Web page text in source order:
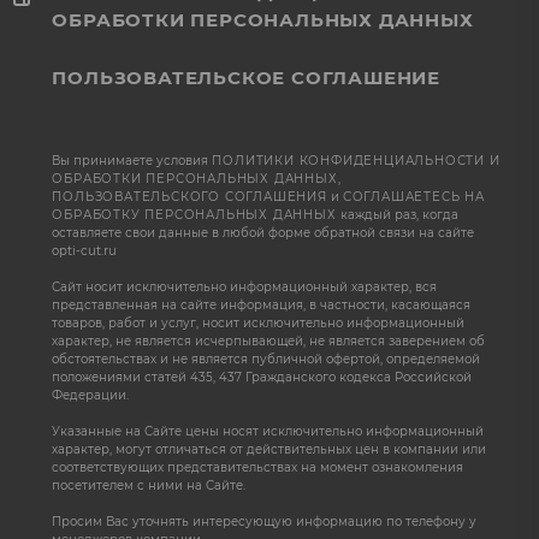
ОБРАБОТКИ ПЕРСОНАЛЬНЫХ ДАННЫХ
ПОЛЬЗОВАТЕЛЬСКОЕ СОГЛАШЕНИЕ
Вы принимаете условия ПОЛИТИКИ КОНФИДЕНЦИАЛЬНОСТИ И
ОБРАБОТКИ ПЕРСОНАЛЬНЫХ ДАННЫХ,
ПОЛЬЗОВАТЕЛЬСКОГО СОГЛАШЕНИЯ и СОГЛАШАЕТЕСЬ НА
ОБРАБОТКУ ПЕРСОНАЛЬНЫХ ДАННЫХ каждый раз, когда
оставляете свои данные в любой форме обратной связи на сайте
opti-cut.ru
Сайт носит исключительно информационный характер, вся
представленная на сайте информация, в частности, касающаяся
товаров, работ и услуг, носит исключительно информационный
характер, не является исчерпывающей, не является заверением об
обстоятельствах и не является публичной офертой, определяемой
положениями статей 435, 437 Гражданского кодекса Российской
Федерации.
Указанные на Сайте цены носят исключительно информационный
характер, могут отличаться от действительных цен в компании или
соответствующих представительствах на момент ознакомления
посетителем с ними на Сайте.
Просим Вас уточнять интересующую информацию по телефону у